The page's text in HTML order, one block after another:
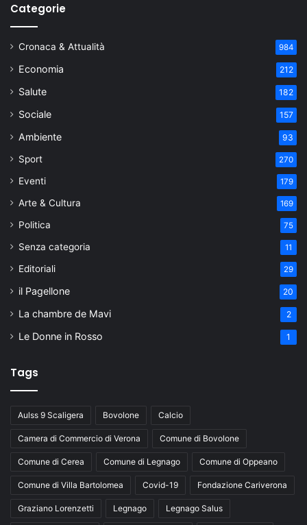
Categorie
Cronaca & Attualità 984
Economia 212
Salute 182
Sociale 157
Ambiente 93
Sport 270
Eventi 179
Arte & Cultura 169
Politica 75
Senza categoria 11
Editoriali 29
il Pagellone 20
La chambre de Mavi 2
Le Donne in Rosso 1
Tags
Aulss 9 Scaligera Bovolone Calcio
Camera di Commercio di Verona Comune di Bovolone
Comune di Cerea Comune di Legnago Comune di Oppeano
Comune di Villa Bartolomea Covid-19 Fondazione Cariverona
Graziano Lorenzetti Legnago Legnago Salus